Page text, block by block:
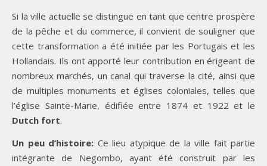
Si la ville actuelle se distingue en tant que centre prospère
de la pêche et du commerce, il convient de souligner que
cette transformation a été initiée par les Portugais et les
Hollandais. Ils ont apporté leur contribution en érigeant de
nombreux marchés, un canal qui traverse la cité, ainsi que
de multiples monuments et églises coloniales, telles que
l’église Sainte-Marie, édifiée entre 1874 et 1922 et le
Dutch fort.
Un peu d’histoire: Ce lieu atypique de la ville fait partie
intégrante de Negombo, ayant été construit par les